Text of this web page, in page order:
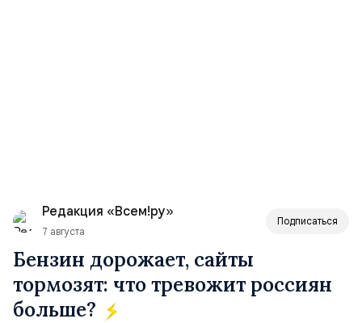
Редакция «Всем!ру»
7 августа
Подписаться
Бензин дорожает, сайты
тормозят: что тревожит россиян
больше?